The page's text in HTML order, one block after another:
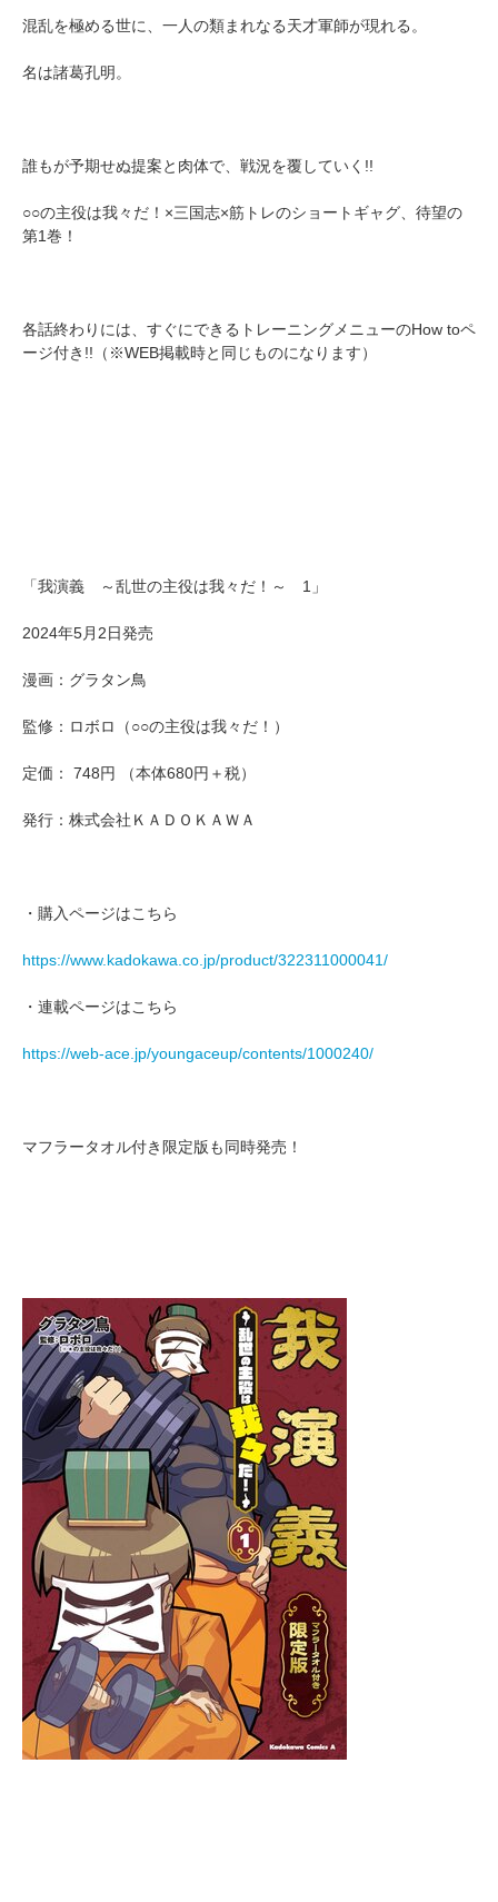
混乱を極める世に、一人の類まれなる天才軍師が現れる。
名は諸葛孔明。
誰もが予期せぬ提案と肉体で、戦況を覆していく!!
○○の主役は我々だ！×三国志×筋トレのショートギャグ、待望の
第1巻！
各話終わりには、すぐにできるトレーニングメニューのHow toペ
ージ付き!!（※WEB掲載時と同じものになります）
「我演義 ～乱世の主役は我々だ！～ 1」
2024年5月2日発売
漫画：グラタン鳥
監修：ロボロ（○○の主役は我々だ！）
定価： 748円 （本体680円＋税）
発行：株式会社ＫＡＤＯＫＡＷＡ
・購入ページはこちら
https://www.kadokawa.co.jp/product/322311000041/
・連載ページはこちら
https://web-ace.jp/youngaceup/contents/1000240/
マフラータオル付き限定版も同時発売！